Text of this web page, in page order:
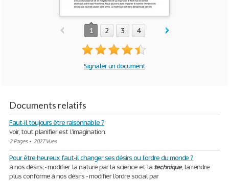
1 2 3 4
Signaler un document
Documents relatifs
Faut-il toujours être raisonnable ?
voir, tout planifier est l’imagination.
2 Pages• 2027 Vues
Pour être heureux faut-il changer ses désirs ou l’ordre du monde ?
à nos désirs; - modifier la nature par la science et la technique, la rendre
plus conforme à nos désirs - modifier l'ordre social par